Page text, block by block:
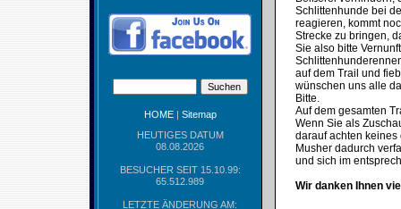
HOME| Sitemap
HEUTIGES DATUM
08.08.2026
BESUCHER SEIT 15.10.99:
65.512.989
LETZTE ÄNDERUNG AM:
Schlittenhunde bei
reagieren, kommt
Strecke zu bringen,
Sie also bitte
auf dem Trail und
wünschen uns alle
Bitte.
Auf dem gesamten
Wenn Sie als
darauf achten
Musher dadurch
und sich im
Wir danken Ihnen